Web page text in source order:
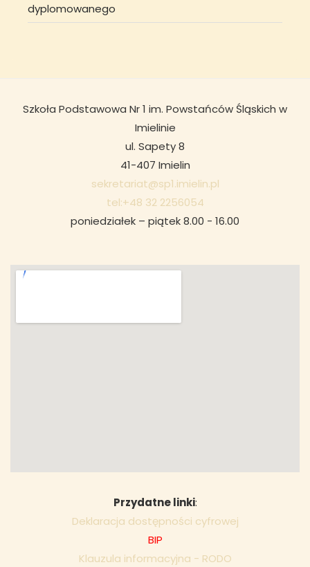
dyplomowanego
Szkoła Podstawowa Nr 1 im. Powstańców Śląskich w
Imielinie
ul. Sapety 8
41-407 Imielin
sekretariat@sp1.imielin.pl
tel:+48 32 2256054
poniedziałek – piątek 8.00 - 16.00
Przydatne linki:
Deklaracja dostępności cyfrowej
BIP
Klauzula informacyjna - RODO